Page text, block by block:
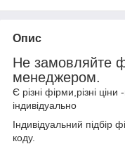
Опис
Не замовляйте
менеджером.
Є різні фірми,різні
індивідуально
Індивідуальний підбір
коду.